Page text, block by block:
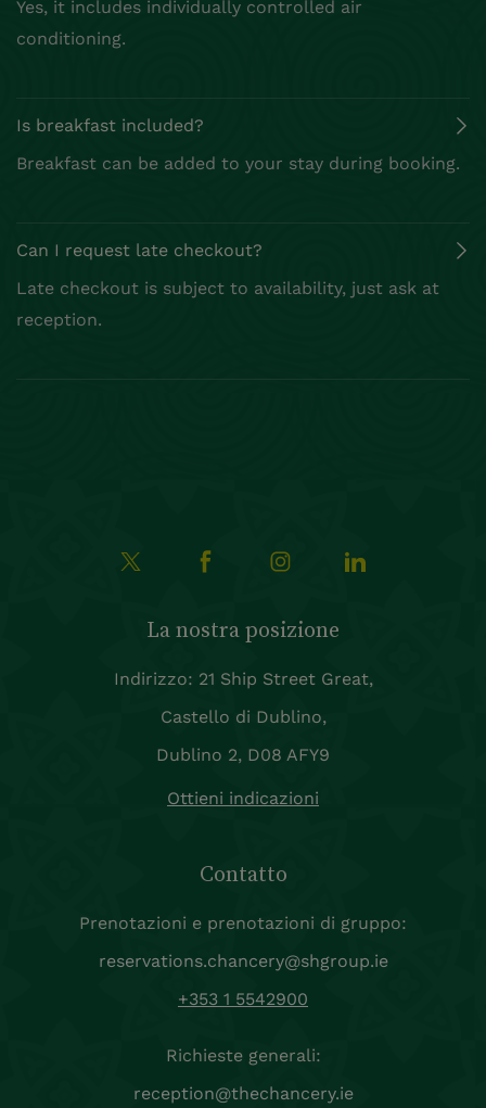
Yes, it includes individually controlled air
conditioning.
Is breakfast included?
Breakfast can be added to your stay during booking.
Can I request late checkout?
Late checkout is subject to availability, just ask at
reception.
La nostra posizione
Indirizzo: 21 Ship Street Great,
Castello di Dublino,
Dublino 2, D08 AFY9
Ottieni indicazioni
Contatto
Prenotazioni e prenotazioni di gruppo:
reservations.chancery@shgroup.ie
+353 1 5542900
Richieste generali:
reception@thechancery.ie